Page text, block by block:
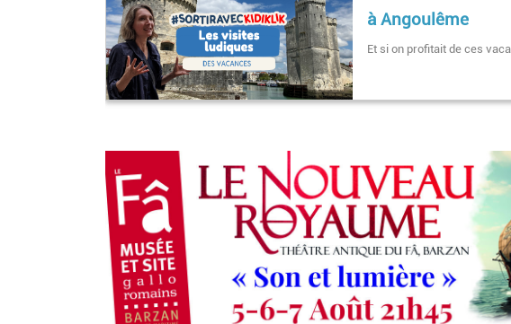
à Angoulême
Et si on profitait de ces